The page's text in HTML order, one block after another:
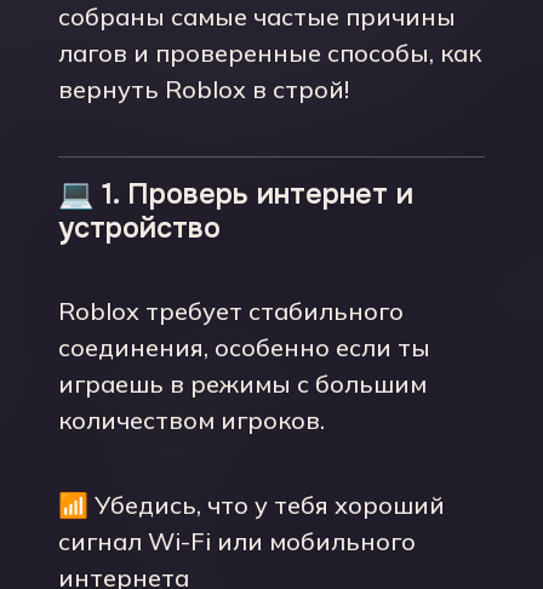
собраны самые частые причины
лагов и проверенные способы, как
вернуть Roblox в строй!
💻 1. Проверь интернет и
устройство
Roblox требует стабильного
соединения, особенно если ты
играешь в режимы с большим
количеством игроков.
📶 Убедись, что у тебя хороший
сигнал Wi-Fi или мобильного
интернета